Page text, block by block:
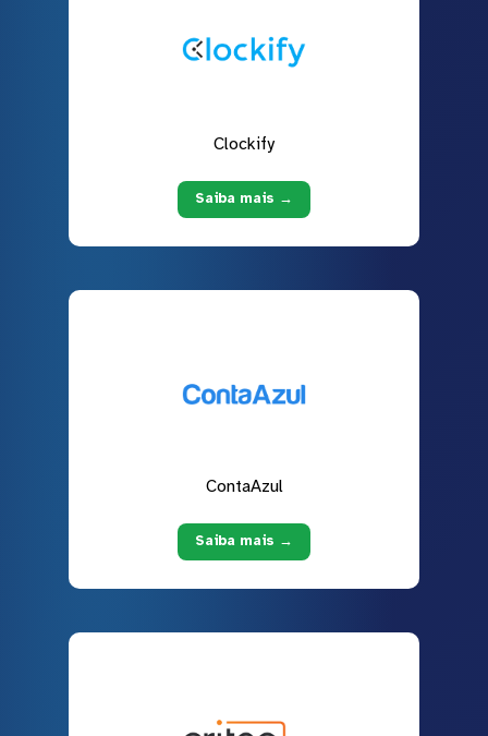
Clockify
Saiba mais →
ContaAzul
Saiba mais →